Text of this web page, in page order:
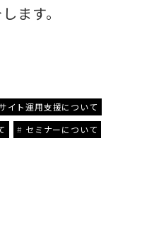
ます。
イト運用支援について
セミナーについて